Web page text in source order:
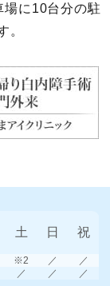
場に10台分の駐
。
土 日 祝
※2 ／
／
／ ／ ／